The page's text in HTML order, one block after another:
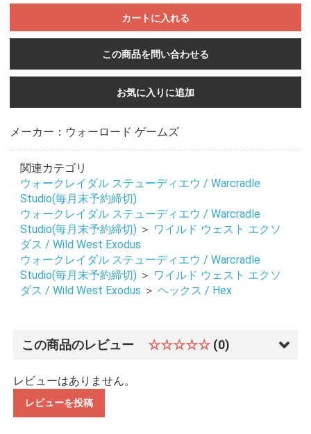
カートに入れる
この商品を問い合わせる
お気に入りに追加
メーカー：ウォーロード ゲームズ
関連カテゴリ
ウォークレイダル ステューディエウ / Warcradle
Studio(毎月末予約締切)
ウォークレイダル ステューディエウ / Warcradle
Studio(毎月末予約締切) ＞ ワイルド ウェスト エクソ
ダス / Wild West Exodus
ウォークレイダル ステューディエウ / Warcradle
Studio(毎月末予約締切) ＞ ワイルド ウェスト エクソ
ダス / Wild West Exodus ＞ ヘックス / Hex
この商品のレビュー ☆☆☆☆☆ (0)
レビューはありません。
レビューを投稿